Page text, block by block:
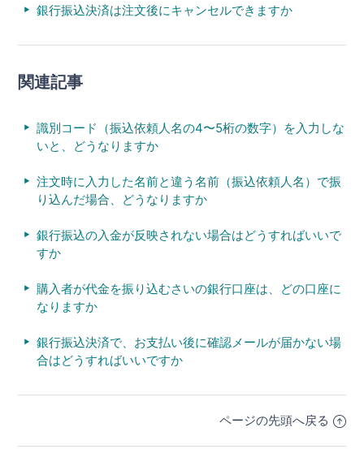
銀行振込決済は注文後にキャンセルできますか
関連記事
識別コード（振込依頼人名の4〜5桁の数字）を入力しな
いと、どうなりますか
注文時に入力した名前と違う名前（振込依頼人名）で振
り込んだ場合、どうなりますか
銀行振込の入金が反映されない場合はどうすればいいで
すか
購入者が代金を振り込むさいの銀行口座は、どの口座に
なりますか
銀行振込決済で、お支払い後に確認メールが届かない場
合はどうすればいいですか
ページの先頭へ戻る